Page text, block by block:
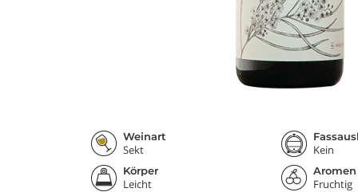
Weinart
Sekt Kein
Körper
Leicht
Aromen
Fruchtig